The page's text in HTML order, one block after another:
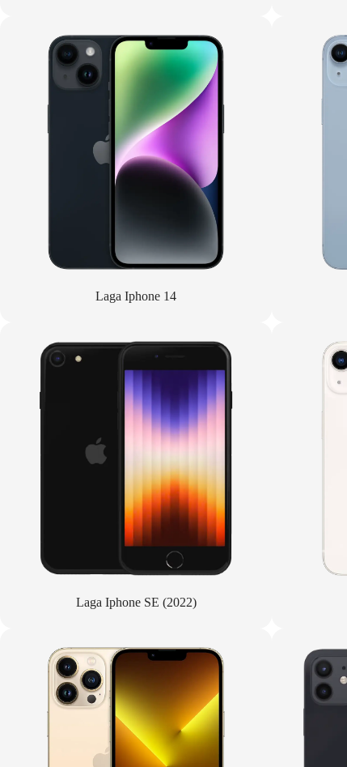
Laga Iphone 14
Laga Iphone SE (2022)